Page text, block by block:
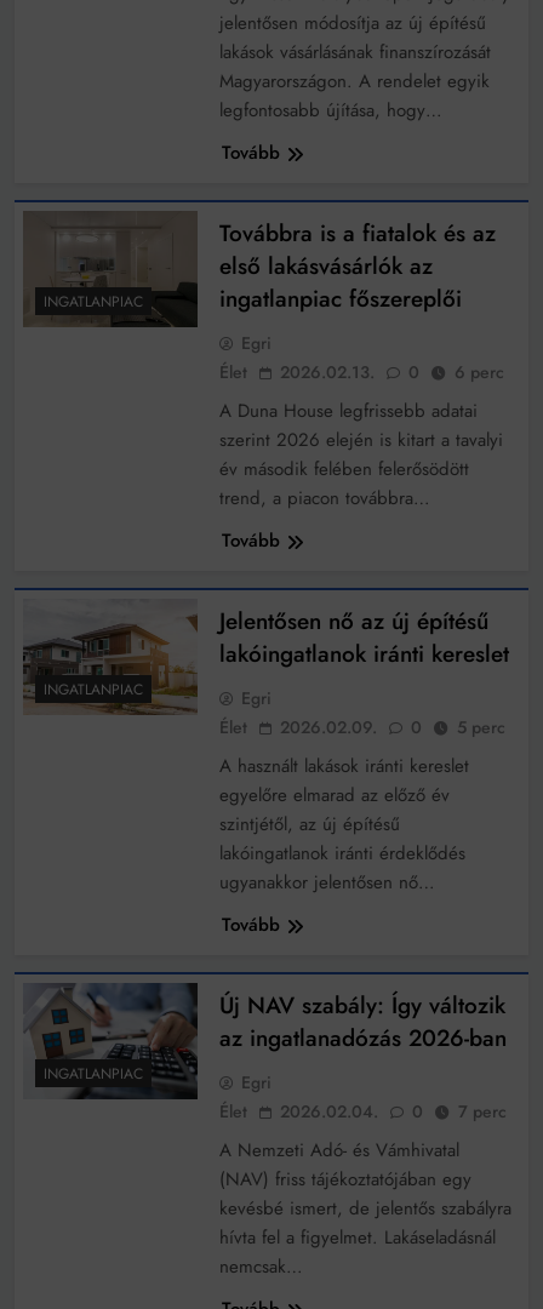
jelentősen módosítja az új építésű
lakások vásárlásának finanszírozását
Magyarországon. A rendelet egyik
legfontosabb újítása, hogy…
Tovább
INGATLANPIAC
Továbbra is a fiatalok és az
első lakásvásárlók az
ingatlanpiac főszereplői
Egri
Élet
2026.02.13. 0 6 perc
A Duna House legfrissebb adatai
szerint 2026 elején is kitart a tavalyi
év második felében felerősödött
trend, a piacon továbbra…
Tovább
INGATLANPIAC
Jelentősen nő az új építésű
lakóingatlanok iránti kereslet
Egri
Élet
2026.02.09. 0 5 perc
A használt lakások iránti kereslet
egyelőre elmarad az előző év
szintjétől, az új építésű
lakóingatlanok iránti érdeklődés
ugyanakkor jelentősen nő…
Tovább
INGATLANPIAC
Új NAV szabály: Így változik
az ingatlanadózás 2026-ban
Egri
Élet
2026.02.04. 0 7 perc
A Nemzeti Adó- és Vámhivatal
(NAV) friss tájékoztatójában egy
kevésbé ismert, de jelentős szabályra
hívta fel a figyelmet. Lakáseladásnál
nemcsak…